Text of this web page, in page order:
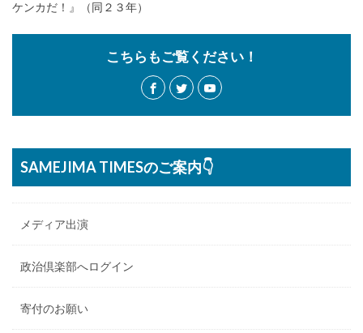
ケンカだ！』（同２３年）
こちらもご覧ください！
SAMEJIMA TIMESのご案内👇
メディア出演
政治倶楽部へログイン
寄付のお願い